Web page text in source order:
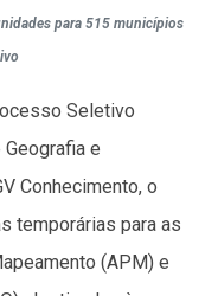
para 515 municípios
Seletivo
e
Conhecimento, o
temporárias para as
(APM) e